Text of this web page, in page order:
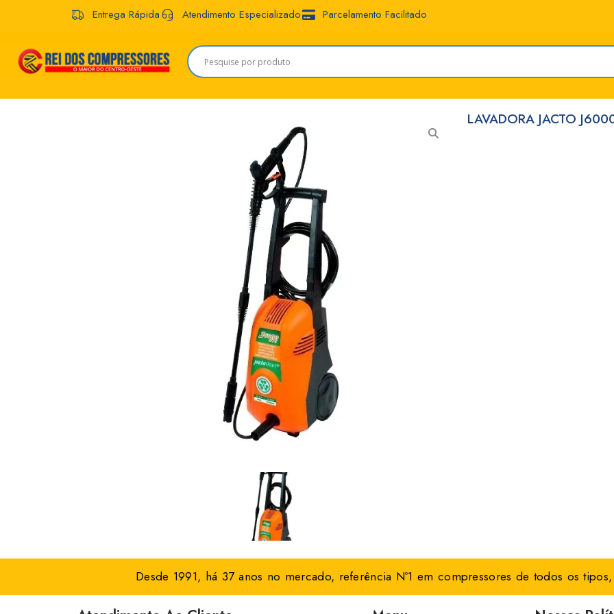
Entrega Rápida Atendimento Especializado Parcelamento Facilitado
LAVADORA JACTO
Desde 1991, há 37 anos no mercado, referência Nº1 em compressores de todos os